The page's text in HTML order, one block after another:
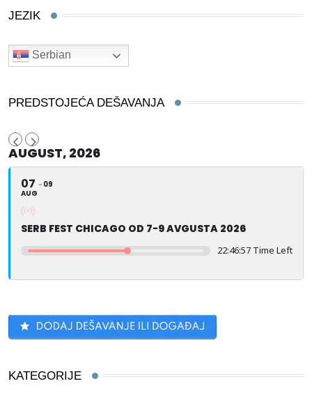
JEZIK
Serbian
PREDSTOJEĆA DEŠAVANJA
AUGUST, 2026
07
AUG
09
SERB FEST CHICAGO OD 7-9 AVGUSTA 2026
22:46:57 Time Left
KATEGORIJE